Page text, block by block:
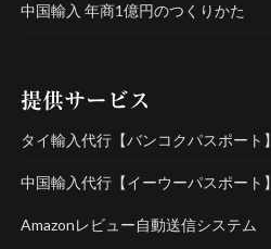
中国輸入 年商1億円のつくりかた
提供サービス
タイ輸入代行【バンコクパスポート】
中国輸入代行【イーウーパスポート】
Amazonレビュー自動送信システム